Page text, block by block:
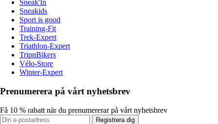
Sneak'In
Sneakids
Sport is good
Training-Fit
Trek-Expert
Triathlon-Expert
TripnBikers
Vélo-Store
Winter-Expert
Prenumerera på vårt nyhetsbrev
Få 10 % rabatt när du prenumererar på vårt nyhetsbrev
Registrera dig